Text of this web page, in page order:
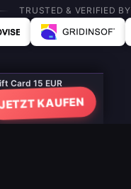
Card 15 EUR
KAUFEN
TRUSTED & VERIFIED BY